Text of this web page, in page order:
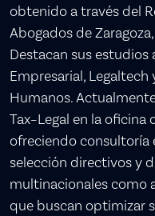
obtenido a través del
Abogados de
Destacan sus estudios
Empresarial,
Humanos.
Tax–Legal en la oficina
ofreciendo consultoría
selección directivos y
multinacionales como
que buscan optimizar